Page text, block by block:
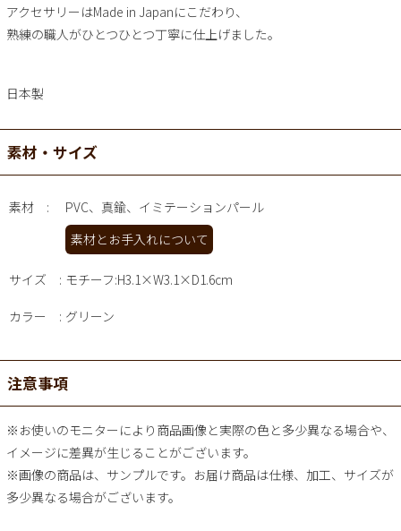
アクセサリーはMade in Japanにこだわり、
熟練の職人がひとつひとつ丁寧に仕上げました。
日本製
素材・サイズ
素材
PVC、真鍮、イミテーションパール
素材とお手入れについて
サイズ モチーフ:H3.1×W3.1×D1.6cm
カラー グリーン
注意事項
※お使いのモニターにより商品画像と実際の色と多少異なる場合や、
イメージに差異が生じることがございます。
※画像の商品は、サンプルです。お届け商品は仕様、加工、サイズが
多少異なる場合がございます。